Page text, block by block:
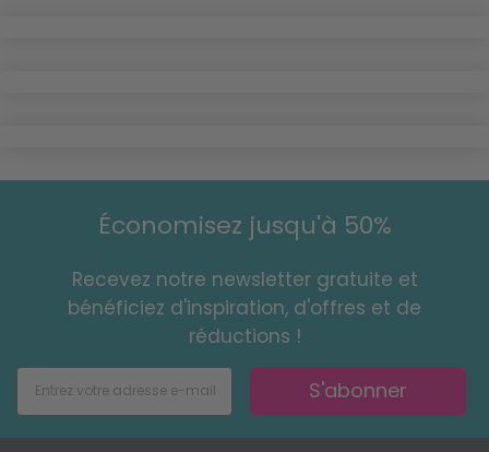
Économisez jusqu'à 50%
Recevez notre newsletter gratuite et
bénéficiez d'inspiration, d'offres et de
réductions !
S'abonner